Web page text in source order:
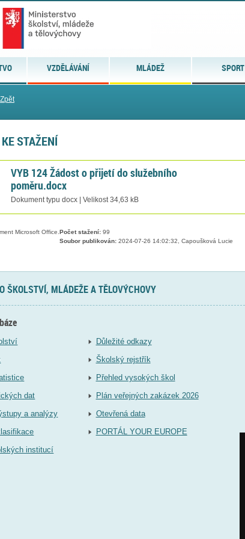
VZDĚLÁVÁNÍ MLÁDEŽ SPORT
Zpět
STAŽENÍ
VYB 124 Žádost o přijetí do služebního
poměru.docx
Dokument typu docx | Velikost 34,63 kB
Microsoft Office. Počet stažení: 99
Soubor publikován: 2024-07-26 14:02:32, Capoušková Lucie
ŠKOLSTVÍ, MLÁDEŽE A TĚLOVÝCHOVY
dat
a analýzy
institucí
Důležité odkazy
Školský rejstřík
Přehled vysokých škol
Plán veřejných zakázek 2026
Otevřená data
PORTÁL YOUR EUROPE